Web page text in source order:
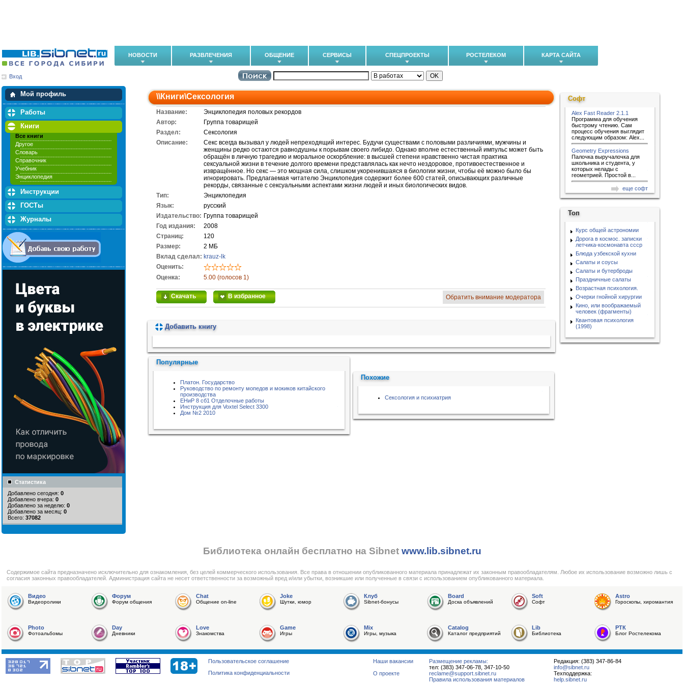
НОВОСТИ РАЗВЛЕЧЕНИЯ ОБЩЕНИЕ СЕРВИСЫ СПЕЦПРОЕКТЫ РОСТЕЛЕКОМ КАРТА САЙТА
Вход
Мой профиль
Мои закладки
Работы
Книги
Все книги
Другое
Словарь
Справочник
Учебник
Энциклопедия
Инструкции
ГОСТы
Журналы
Статистика
Добавлено сегодня: 0
Добавлено вчера: 0
Добавлено за неделю: 0
Добавлено за месяц: 0
Всего: 37082
\\Книги\Сексология
Название:
Энциклопедия половых рекордов
Автор:
Группа товарищей
Раздел:
Сексология
Описание:
Секс всегда вызывал у людей непреходящий интерес. Будучи существами с половыми различиями, мужчины и
женщины редко остаются равнодушны к порывам своего либидо. Однако вполне естественный импульс может быть
обращён в личную трагедию и моральное оскорбление: в высшей степени нравственно чистая практика
сексуальной жизни в течение долгого времени представлялась как нечто нездоровое, противоестественное и
извращённое. Но секс — это мощная сила, слишком укоренившаяся в биологии жизни, чтобы её можно было бы
игнорировать. Предлагаемая читателю Энциклопедия содержит более 600 статей, описывающих различные
рекорды, связанные с сексуальными аспектами жизни людей и иных биологических видов.
Тип:
Энциклопедия
Язык:
русский
Издательство: Группа товарищей
Год издания:
2008
Cтраниц:
120
Размер:
2 МБ
Вклад сделал: krauz-lk
Оценить:
Оценка:
5.00 (голосов 1)
Скачать В избранное Обратить внимание модератора
Добавить книгу
Популярные
Платон. Государство
Руководство по ремонту мопедов и мокиков китайского
производства
ЕНиР 8 сб1 Отделочные работы
Инструкция для Voxtel Select 3300
Дом №2 2010
Похожие
Сексология и психиатрия
Софт
Alex Fast Reader 2.1.1
Программа для обучения
быстрому чтению. Сам
процесс обучения выглядит
следующим образом: Alex...
Geometry Expressions
Палочка выручалочка для
школьника и студента, у
которых нелады с
геометрией. Простой в...
еще софт
Топ
Курс общей астрономии
Дорога в космос. записки
летчика-космонавта ссср
Блюда узбекской кухни
Салаты и соусы
Салаты и бутерброды
Праздничные салаты
Возрастная психология.
Очерки гнойной хирургии
Кино, или воображаемый
человек (фрагменты)
Квантовая психология
(1998)
Библиотека онлайн бесплатно на Sibnet www.lib.sibnet.ru
Cодержимое сайта предназначено исключительно для ознакомления, без целей коммерческого использования. Все права в отношении опубликованного материала принадлежат их законным правообладателям. Любое их использование возможно лишь с
согласия законных правообладателей. Администрация сайта не несет ответственности за возможный вред и/или убытки, возникшие или полученные в связи с использованием опубликованного материала.
Видео
Видеоролики
Форум
Форум общения
Chat
Общение on-line
Joke
Шутки, юмор
Клуб
Sibnet-бонусы
Board
Доска объявлений
Soft
Софт
Astro
Гороскопы, хиромантия
Photo
Фотоальбомы
Day
Дневники
Love
Знакомства
Game
Игры
Mix
Игры, музыка
Catalog
Каталог предприятий
Lib
Библиотека
РТК
Блог Ростелекома
Редакция: (383) 347-86-84
info@sibnet.ru
Техподдержка:
help.sibnet.ru
Размещение рекламы:
тел: (383) 347-06-78, 347-10-50
reclame@support.sibnet.ru
Правила использования материалов
Наши вакансии
О проекте
Пользовательское соглашение
Политика конфиденциальности